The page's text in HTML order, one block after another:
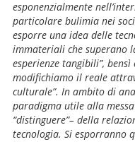
esponenzialmente
particolare bulimia nei
esporre una idea delle
immateriali che superano
esperienze tangibili”,
modifichiamo il reale
culturale”. In ambito di
paradigma utile alla
“distinguere”– della
tecnologia. Si esporranno